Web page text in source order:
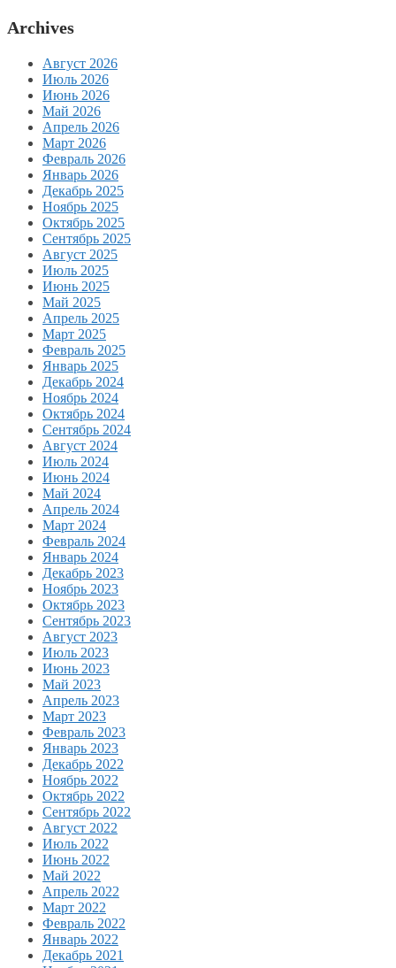
Archives
Август 2026
Июль 2026
Июнь 2026
Май 2026
Апрель 2026
Март 2026
Февраль 2026
Январь 2026
Декабрь 2025
Ноябрь 2025
Октябрь 2025
Сентябрь 2025
Август 2025
Июль 2025
Июнь 2025
Май 2025
Апрель 2025
Март 2025
Февраль 2025
Январь 2025
Декабрь 2024
Ноябрь 2024
Октябрь 2024
Сентябрь 2024
Август 2024
Июль 2024
Июнь 2024
Май 2024
Апрель 2024
Март 2024
Февраль 2024
Январь 2024
Декабрь 2023
Ноябрь 2023
Октябрь 2023
Сентябрь 2023
Август 2023
Июль 2023
Июнь 2023
Май 2023
Апрель 2023
Март 2023
Февраль 2023
Январь 2023
Декабрь 2022
Ноябрь 2022
Октябрь 2022
Сентябрь 2022
Август 2022
Июль 2022
Июнь 2022
Май 2022
Апрель 2022
Март 2022
Февраль 2022
Январь 2022
Декабрь 2021